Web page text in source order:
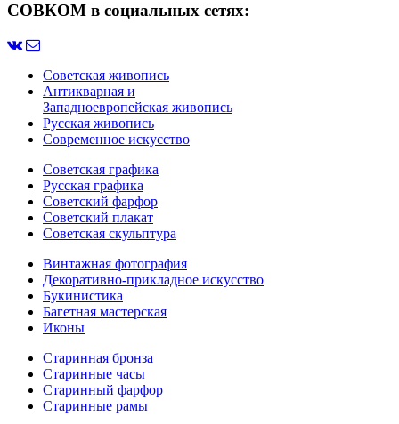
СОВКОМ в социальных сетях:
Советская живопись
Антикварная и
Западноевропейская живопись
Русская живопись
Современное искусство
Советская графика
Русская графика
Советский фарфор
Советский плакат
Советская скульптура
Винтажная фотография
Декоративно-прикладное искусство
Букинистика
Багетная мастерская
Иконы
Старинная бронза
Старинные часы
Старинный фарфор
Старинные рамы